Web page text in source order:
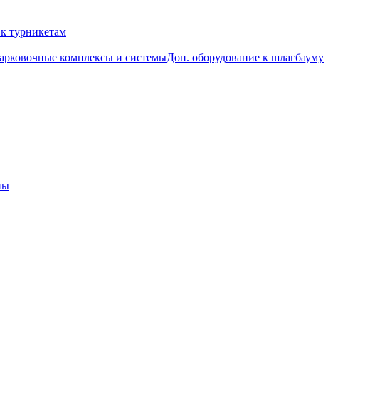
турникетам
комплексы и системыДоп. оборудование к шлагбауму